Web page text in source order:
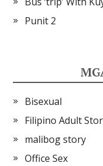
Punit 2
Bisexual
Filipino Adult
malibog story
Office Sex